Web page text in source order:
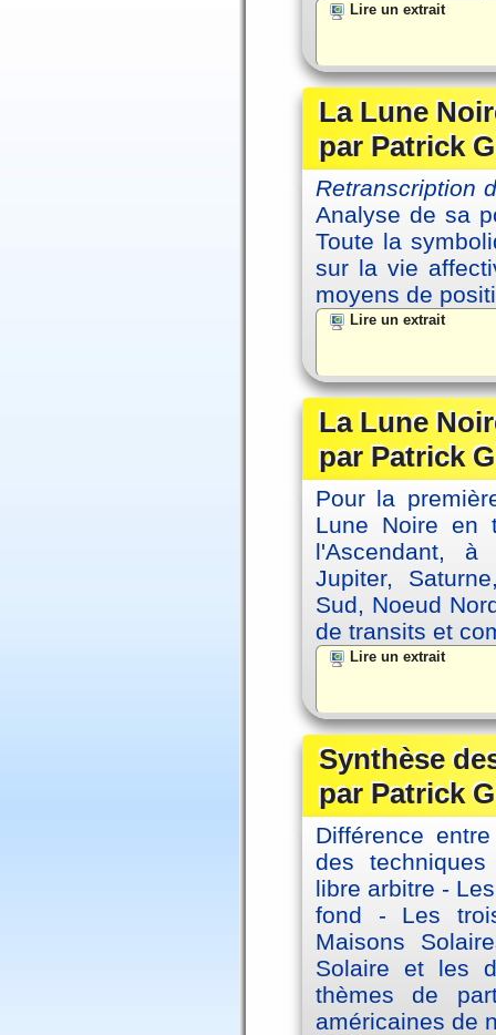
Lire un extrait
La Lune
par Patrick
Retranscription
Analyse de sa
Toute la
sur la vie
moyens de
Lire un extrait
La Lune
par Patrick
Pour la
Lune Noire en
l'Ascendant,
Jupiter,
Sud, Noeud
de transits et
Lire un extrait
Synthèse
par Patrick
Différence
des
libre arbitre -
fond - Les
Maisons
Solaire et les
thèmes de
américaines de